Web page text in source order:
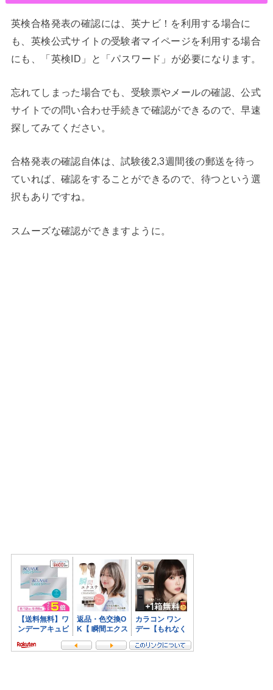
英検合格発表の確認には、英ナビ！を利用する場合に
も、英検公式サイトの受験者マイページを利用する場合
にも、「英検ID」と「パスワード」が必要になります。
忘れてしまった場合でも、受験票やメールの確認、公式
サイトでの問い合わせ手続きで確認ができるので、早速
探してみてください。
合格発表の確認自体は、試験後2,3週間後の郵送を待っ
ていれば、確認をすることができるので、待つという選
択もありですね。
スムーズな確認ができますように。